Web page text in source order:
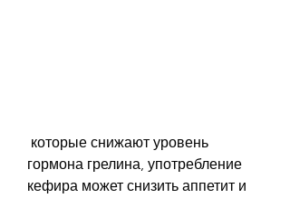
гормона грелина, употребление
кефира может снизить аппетит и